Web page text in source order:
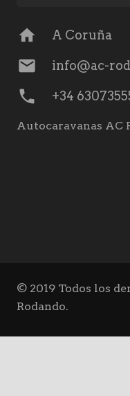
home A Coruña
mail info@ac-
phone +34
Autocaravanas AC
© 2019 Todos los
Rodando.